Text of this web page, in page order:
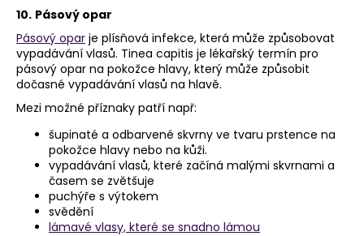
10. Pásový opar
Pásový opar je plísňová infekce, která může způsobovat
vypadávání vlasů. Tinea capitis je lékařský termín pro
pásový opar na pokožce hlavy, který může způsobit
dočasné vypadávání vlasů na hlavě.
Mezi možné příznaky patří např:
šupinaté a odbarvené skvrny ve tvaru prstence na
pokožce hlavy nebo na kůži.
vypadávání vlasů, které začíná malými skvrnami a
časem se zvětšuje
puchýře s výtokem
svědění
lámavé vlasy, které se snadno lámou